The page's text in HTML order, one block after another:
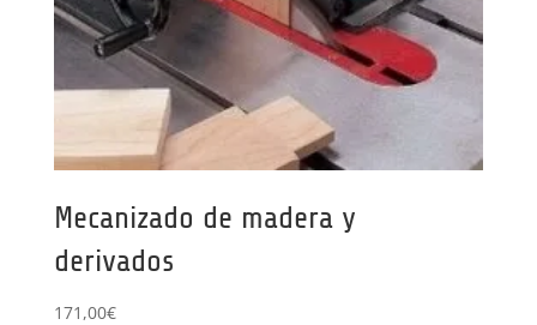
Mecanizado de madera y
derivados
171,00€